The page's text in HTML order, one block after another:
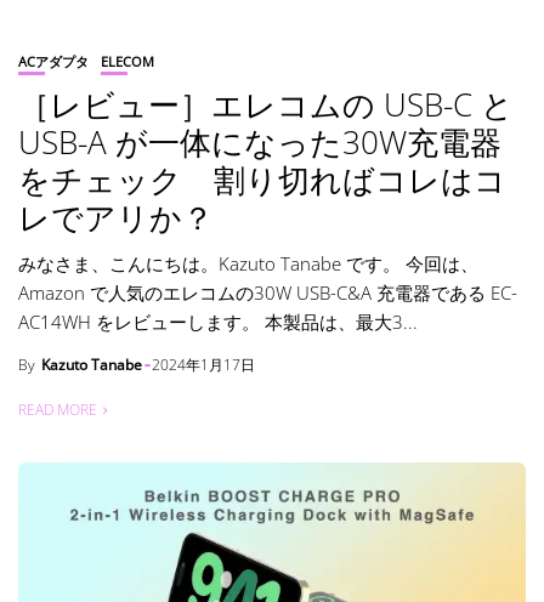
ACアダプタ ELECOM
［レビュー］エレコムの USB-C と
USB-A が一体になった30W充電器
をチェック 割り切ればコレはコ
レでアリか？
みなさま、こんにちは。Kazuto Tanabe です。 今回は、
Amazon で人気のエレコムの30W USB-C&A 充電器である EC-
AC14WH をレビューします。 本製品は、最大3...
By Kazuto Tanabe 2024年1月17日
READ MORE